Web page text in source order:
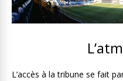
L’accès à la tribune se fait